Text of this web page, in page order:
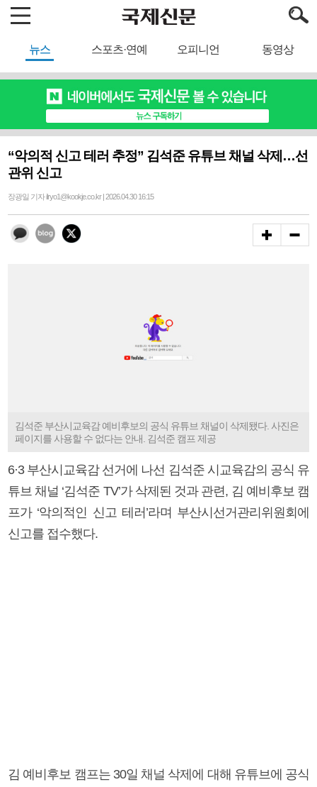
뉴스 스포츠·연예 오피니언 동영상
“악의적 신고 테러 추정” 김석준 유튜브 채널 삭제…선
관위 신고
장광일 기자 ilryo1@kookje.co.kr | 2026.04.30 16:15
김석준 부산시교육감 예비후보의 공식 유튜브 채널이 삭제됐다. 사진은
페이지를 사용할 수 없다는 안내. 김석준 캠프 제공
6·3 부산시교육감 선거에 나선 김석준 시교육감의 공식 유
튜브 채널 ‘김석준 TV’가 삭제된 것과 관련, 김 예비후보 캠
프가 ‘악의적인 신고 테러’라며 부산시선거관리위원회에
신고를 접수했다.
김 예비후보 캠프는 30일 채널 삭제에 대해 유튜브에 공식